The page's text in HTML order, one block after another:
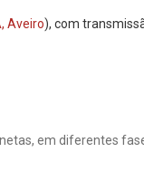
Aveiro), com
em diferentes